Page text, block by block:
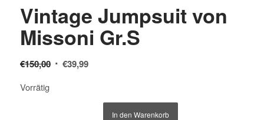
Vintage Jumpsuit von
Missoni Gr.S
€150,00 Ursprünglicher
€39,99Aktueller
€39,99.
Vorrätig
In den Warenkorb